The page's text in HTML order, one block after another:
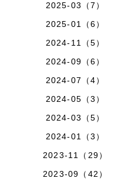
2025-03（7）
2025-01（6）
2024-11（5）
2024-09（6）
2024-07（4）
2024-05（3）
2024-03（5）
2024-01（3）
2023-11（29）
2023-09（42）